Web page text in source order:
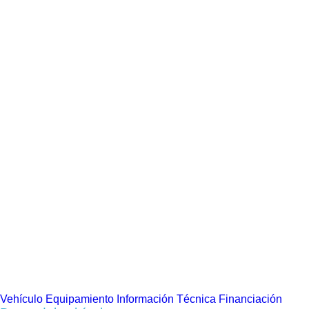
Vehículo Equipamiento Información Técnica Financiación